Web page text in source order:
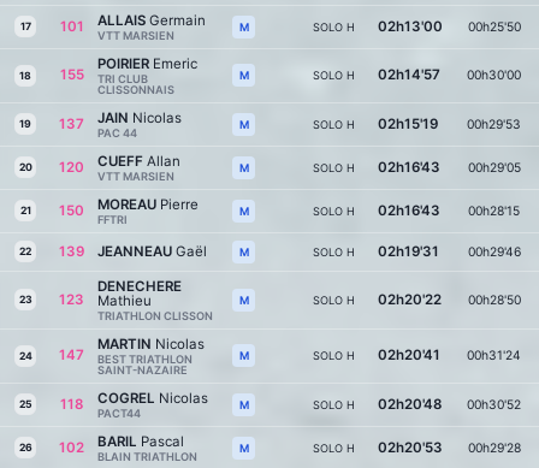
17 101 ALLAIS Germain
VTT MARSIEN
M SOLO H 02h13'00 00h25'50
18 155
POIRIER Emeric
TRI CLUB
CLISSONNAIS
M SOLO H 02h14'57 00h30'00
19 137 JAIN Nicolas
PAC 44
M SOLO H 02h15'19 00h29'53
20 120 CUEFF Allan
VTT MARSIEN
M SOLO H 02h16'43 00h29'05
21 150 MOREAU Pierre
FFTRI
M SOLO H 02h16'43 00h28'15
22 139 JEANNEAU Gaël M SOLO H 02h19'31 00h29'46
23 123
DENECHERE
Mathieu
TRIATHLON CLISSON
M SOLO H 02h20'22 00h28'50
24 147
MARTIN Nicolas
BEST TRIATHLON
SAINT-NAZAIRE
M SOLO H 02h20'41 00h31'24
25 118 COGREL Nicolas
PACT44
M SOLO H 02h20'48 00h30'52
26 102 BARIL Pascal
BLAIN TRIATHLON
M SOLO H 02h20'53 00h29'28